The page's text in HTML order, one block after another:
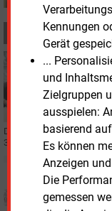
Kennungen
Gerät
...
und
Zielgruppen
ausspielen:
basierend
Es können
Anzeigen
Die
gemessen
Der kommunale Versorger
375 Millionen Euro für die
KWK
Nur